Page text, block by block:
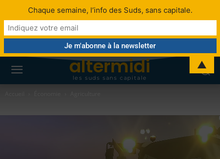
altermidi
les suds sans capitale
Chaque semaine, l’info des Suds, sans capitale.
▲